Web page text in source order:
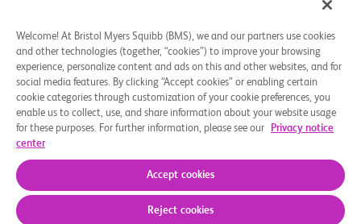
Überblick
Dies ist eine Verlängerungsstudie zur Beurteilung der
Sicherheit und Wirksamkeit von Ozanimod bei
Teilnehmern mit mittelschwerem bis schwerem aktivem
Datenschutzbestimmungen Impressum
Welcome! At Bristol Myers Squibb (BMS), we and our partners use cookies
and other technologies (together, “cookies”) to improve your browsing
experience, personalize content and ads on this and other websites, and for
social media features. By clicking “Accept cookies” or enabling certain
cookie categories through customization of your cookie preferences, you
enable us to collect, use, and share information about your website usage
for these purposes. For further information, please see our
Privacy notice
center
Accept cookies
Reject cookies